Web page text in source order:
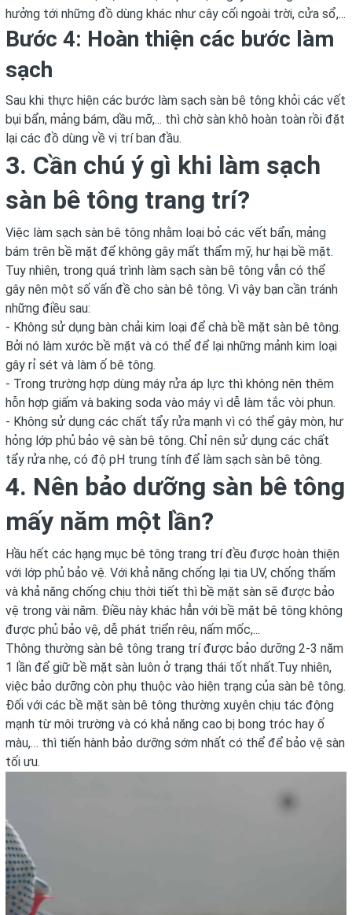
hưởng tới những đồ dùng khác như cây cối ngoài trời, cửa sổ,...
Bước 4: Hoàn thiện các bước làm
sạch
Sau khi thực hiện các bước làm sạch sàn bê tông khỏi các vết
bụi bẩn, mảng bám, dầu mỡ,... thì chờ sàn khô hoàn toàn rồi đặt
lại các đồ dùng về vị trí ban đầu.
3. Cần chú ý gì khi làm sạch
sàn bê tông trang trí?
Việc làm sạch sàn bê tông nhằm loại bỏ các vết bẩn, mảng
bám trên bề mặt để không gây mất thẩm mỹ, hư hại bề mặt.
Tuy nhiên, trong quá trình làm sạch sàn bê tông vẫn có thể
gây nên một số vấn đề cho sàn bê tông. Vì vậy bạn cần tránh
những điều sau:
- Không sử dụng bàn chải kim loại để chà bề mặt sàn bê tông.
Bởi nó làm xước bề mặt và có thể để lại những mảnh kim loại
gây rỉ sét và làm ố bê tông.
- Trong trường hợp dùng máy rửa áp lực thì không nên thêm
hỗn hợp giấm và baking soda vào máy vì dễ làm tắc vòi phun.
- Không sử dụng các chất tẩy rửa mạnh vì có thể gây mòn, hư
hỏng lớp phủ bảo vệ sàn bê tông. Chỉ nên sử dụng các chất
tẩy rửa nhẹ, có độ pH trung tính để làm sạch sàn bê tông.
4. Nên bảo dưỡng sàn bê tông
mấy năm một lần?
Hầu hết các hạng mục bê tông trang trí đều được hoàn thiện
với lớp phủ bảo vệ. Với khả năng chống lại tia UV, chống thấm
và khả năng chống chịu thời tiết thì bề mặt sàn sẽ được bảo
vệ trong vài năm. Điều này khác hẳn với bề mặt bê tông không
được phủ bảo vệ, dễ phát triển rêu, nấm mốc,...
Thông thường sàn bê tông trang trí được bảo dưỡng 2-3 năm
1 lần để giữ bề mặt sàn luôn ở trạng thái tốt nhất.Tuy nhiên,
việc bảo dưỡng còn phụ thuộc vào hiện trạng của sàn bê tông.
Đối với các bề mặt sàn bê tông thường xuyên chịu tác động
mạnh từ môi trường và có khả năng cao bị bong tróc hay ố
màu,… thì tiến hành bảo dưỡng sớm nhất có thể để bảo vệ sàn
tối ưu.